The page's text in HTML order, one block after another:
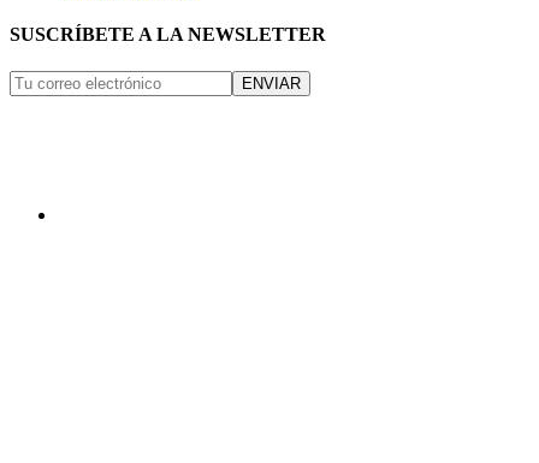
SUSCRÍBETE A LA NEWSLETTER
ENVIAR